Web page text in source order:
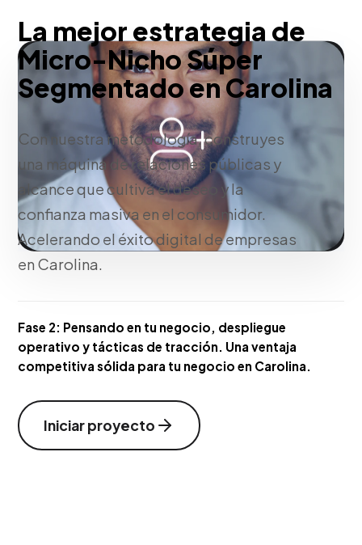
La mejor estrategia de
Micro-Nicho Súper
Segmentado en Carolina
Con nuestra metodología, construyes
una máquina de relaciones públicas y
alcance que cultiva el deseo y la
confianza masiva en el consumidor.
Acelerando el éxito digital de empresas
en Carolina.
Fase 2: Pensando en tu negocio, despliegue
operativo y tácticas de tracción. Una ventaja
competitiva sólida para tu negocio en Carolina.
Iniciar proyecto